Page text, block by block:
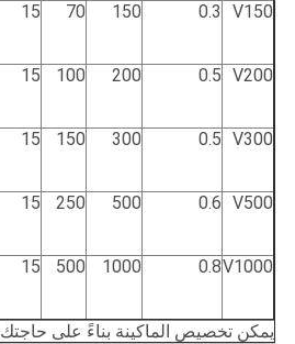
V150
0.3
150
70
15
V200
0.5
200
100
15
V300
0.5
300
150
15
V500
0.6
500
250
15
V1000
0.8
1000
500
15
يمكن تخصيص الماكينة بناءً على حاجتك